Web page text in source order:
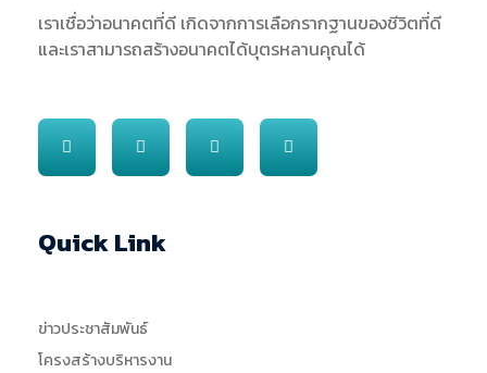
เราเชื่อว่าอนาคตที่ดี เกิดจากการเลือกรากฐานของชีวิตที่ดี
และเราสามารถสร้างอนาคตได้บุตรหลานคุณได้
Quick Link
ข่าวประชาสัมพันธ์
โครงสร้างบริหารงาน